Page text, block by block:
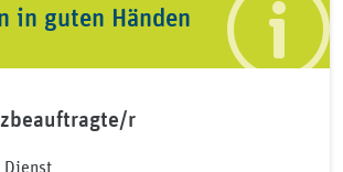
in guten Händen
r